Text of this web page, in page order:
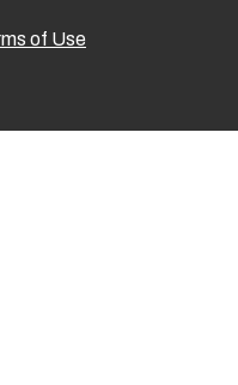
of Use